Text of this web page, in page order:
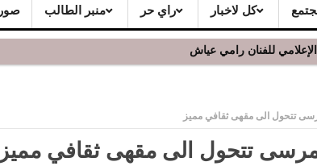
كل لاخبار راي حر منبر الطالب صور
للفنان رامي عياش
تتحول الى مقهى ثقافي مميز
تتحول الى مقهى ثقافي مميز